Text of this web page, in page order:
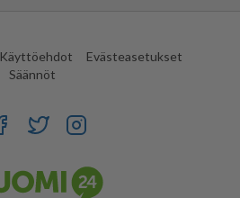
Käyttöehdot
Evästeasetukset
Säännöt